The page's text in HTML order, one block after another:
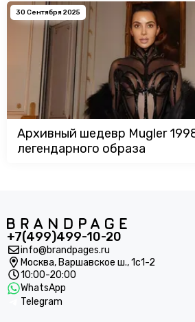
30 Сентября 2025
Архивный шедевр Mugler
легендарного образа
+7(499)499-10-20
info@brandpages.ru
Москва, Варшавское ш., 1с1-2
10:00-20:00
WhatsApp
Telegram